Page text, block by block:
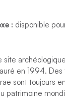
: disponible
site
en 1994. Des
sont toujours
patrimoine